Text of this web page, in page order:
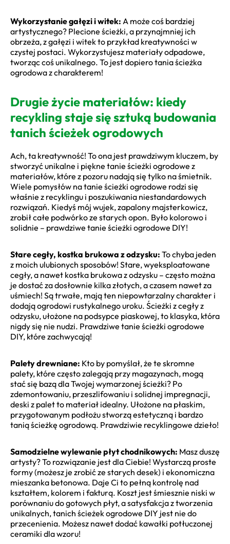
Wykorzystanie gałęzi i witek: A może coś bardziej
artystycznego? Plecione ścieżki, a przynajmniej ich
obrzeża, z gałęzi i witek to przykład kreatywności w
czystej postaci. Wykorzystujesz materiały odpadowe,
tworząc coś unikalnego. To jest dopiero tania ścieżka
ogrodowa z charakterem!
Drugie życie materiałów: kiedy
recykling staje się sztuką budowania
tanich ścieżek ogrodowych
Ach, ta kreatywność! To ona jest prawdziwym kluczem, by
stworzyć unikalne i piękne tanie ścieżki ogrodowe z
materiałów, które z pozoru nadają się tylko na śmietnik.
Wiele pomysłów na tanie ścieżki ogrodowe rodzi się
właśnie z recyklingu i poszukiwania niestandardowych
rozwiązań. Kiedyś mój wujek, zapalony majsterkowicz,
zrobił całe podwórko ze starych opon. Było kolorowo i
solidnie – prawdziwe tanie ścieżki ogrodowe DIY!
Stare cegły, kostka brukowa z odzysku: To chyba jeden
z moich ulubionych sposobów! Stare, wyeksploatowane
cegły, a nawet kostka brukowa z odzysku – często można
je dostać za dosłownie kilka złotych, a czasem nawet za
uśmiech! Są trwałe, mają ten niepowtarzalny charakter i
dodają ogrodowi rustykalnego uroku. Ścieżki z cegły z
odzysku, ułożone na podsypce piaskowej, to klasyka, która
nigdy się nie nudzi. Prawdziwe tanie ścieżki ogrodowe
DIY, które zachwycają!
Palety drewniane: Kto by pomyślał, że te skromne
palety, które często zalegają przy magazynach, mogą
stać się bazą dla Twojej wymarzonej ścieżki? Po
zdemontowaniu, przeszlifowaniu i solidnej impregnacji,
deski z palet to materiał idealny. Ułożone na płaskim,
przygotowanym podłożu stworzą estetyczną i bardzo
tanią ścieżkę ogrodową. Prawdziwie recyklingowe dzieło!
Samodzielne wylewanie płyt chodnikowych: Masz duszę
artysty? To rozwiązanie jest dla Ciebie! Wystarczą proste
formy (możesz je zrobić ze starych desek) i ekonomiczna
mieszanka betonowa. Daje Ci to pełną kontrolę nad
kształtem, kolorem i fakturą. Koszt jest śmiesznie niski w
porównaniu do gotowych płyt, a satysfakcja z tworzenia
unikalnych, tanich ścieżek ogrodowe DIY jest nie do
przecenienia. Możesz nawet dodać kawałki potłuczonej
ceramiki dla wzoru!